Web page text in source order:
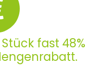
fast 48%